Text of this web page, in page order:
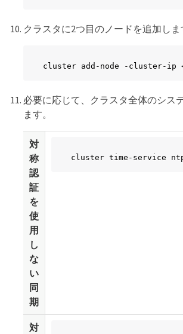
クラスタに2つ目のノードを追加しま
cluster add-node -cluster-ip
必要に応じて、クラスタ全体のシス
ます。
対
称
認
証
を
使
用
し
な
い
同
期
cluster time-service
対